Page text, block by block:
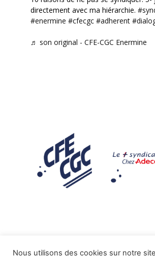
directement avec ma hiérarchie.
#enermine #cfecgc #adherent
♬ son original - CFE-CGC Enermine
Nous utilisons des cookies sur notre